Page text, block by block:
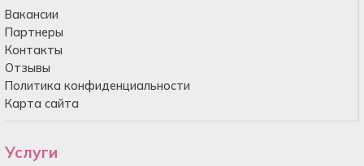
Вакансии
Партнеры
Контакты
Отзывы
Политика конфиденциальности
Карта сайта
Услуги